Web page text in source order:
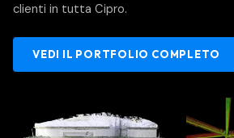
clienti in tutta Cipro.
VEDI IL PORTFOLIO COMPLETO